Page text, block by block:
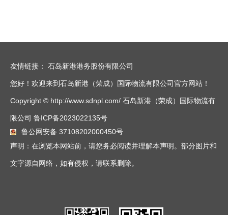
友情链接： 石岛新港港务股份有限公司
您好！欢迎来到石岛新港（荣成）国际物流有限公司官方网站！
Copyright © http://www.sdnpl.com/ 石岛新港（荣成）国际物流有
限公司 鲁ICP备2023022135号
鲁公网安备 37108202000450号
声明：在浏览本网站前，请您务必阅读并理解本声明。部分图片和
文字源自网络，如有侵权，请联系删除。